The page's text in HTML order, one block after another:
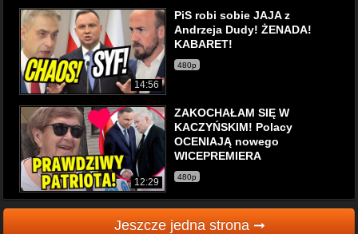
14:56
PiS robi sobie JAJA z
Andrzeja Dudy! ŻENADA!
KABARET!
480p
12:29
ZAKOCHAŁAM SIĘ W
KACZYŃSKIM! Polacy
OCENIAJĄ nowego
WICEPREMIERA
480p
Jeszcze jedna strona ➞